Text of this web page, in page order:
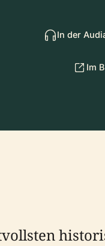
In der
Im